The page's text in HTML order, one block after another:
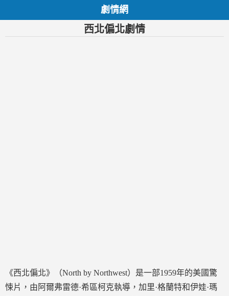
劇情網
西北偏北劇情
《西北偏北》（North by Northwest）是一部1959年的美國驚
悚片，由阿爾弗雷德·希區柯克執導，加里·格蘭特和伊娃·瑪